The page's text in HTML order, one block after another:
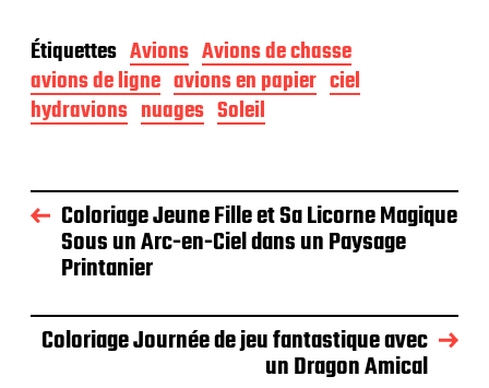
Étiquettes Avions Avions de chasse
avions de ligne avions en papier ciel
hydravions nuages Soleil
Coloriage Jeune Fille et Sa Licorne Magique
Sous un Arc-en-Ciel dans un Paysage
Printanier
Coloriage Journée de jeu fantastique avec
un Dragon Amical